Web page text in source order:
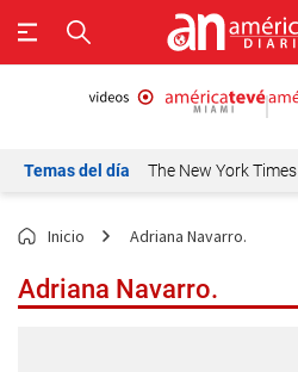
Temas del día The New York Times
Inicio Adriana Navarro.
Adriana Navarro.